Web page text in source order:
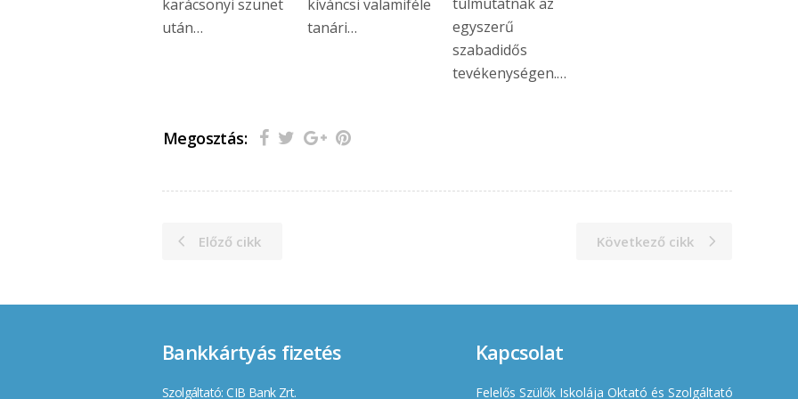
karácsonyi szünet
után…
kíváncsi valamiféle
tanári…
egyszerű
szabadidős
tevékenységen.…
Megosztás:
Előző cikk Következő cikk
Bankkártyás fizetés
Szolgáltató: CIB Bank Zrt.
Kapcsolat
Felelős Szülők Iskolája Oktató és Szolgáltató